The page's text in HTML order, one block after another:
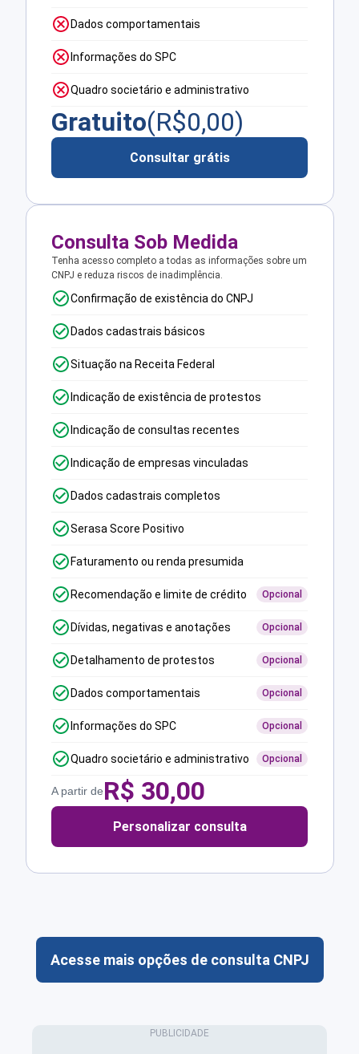
Dados comportamentais
Informações do SPC
Quadro societário e administrativo
Gratuito(R$0,00)
Consultar grátis
Consulta Sob Medida
Tenha acesso completo a todas as informações sobre um
CNPJ e reduza riscos de inadimplência.
Confirmação de existência do CNPJ
Dados cadastrais básicos
Situação na Receita Federal
Indicação de existência de protestos
Indicação de consultas recentes
Indicação de empresas vinculadas
Dados cadastrais completos
Serasa Score Positivo
Faturamento ou renda presumida
Recomendação e limite de crédito Opcional
Dívidas, negativas e anotações Opcional
Detalhamento de protestos Opcional
Dados comportamentais Opcional
Informações do SPC Opcional
Quadro societário e administrativo Opcional
A partir deR$ 30,00
Personalizar consulta
Acesse mais opções de consulta CNPJ